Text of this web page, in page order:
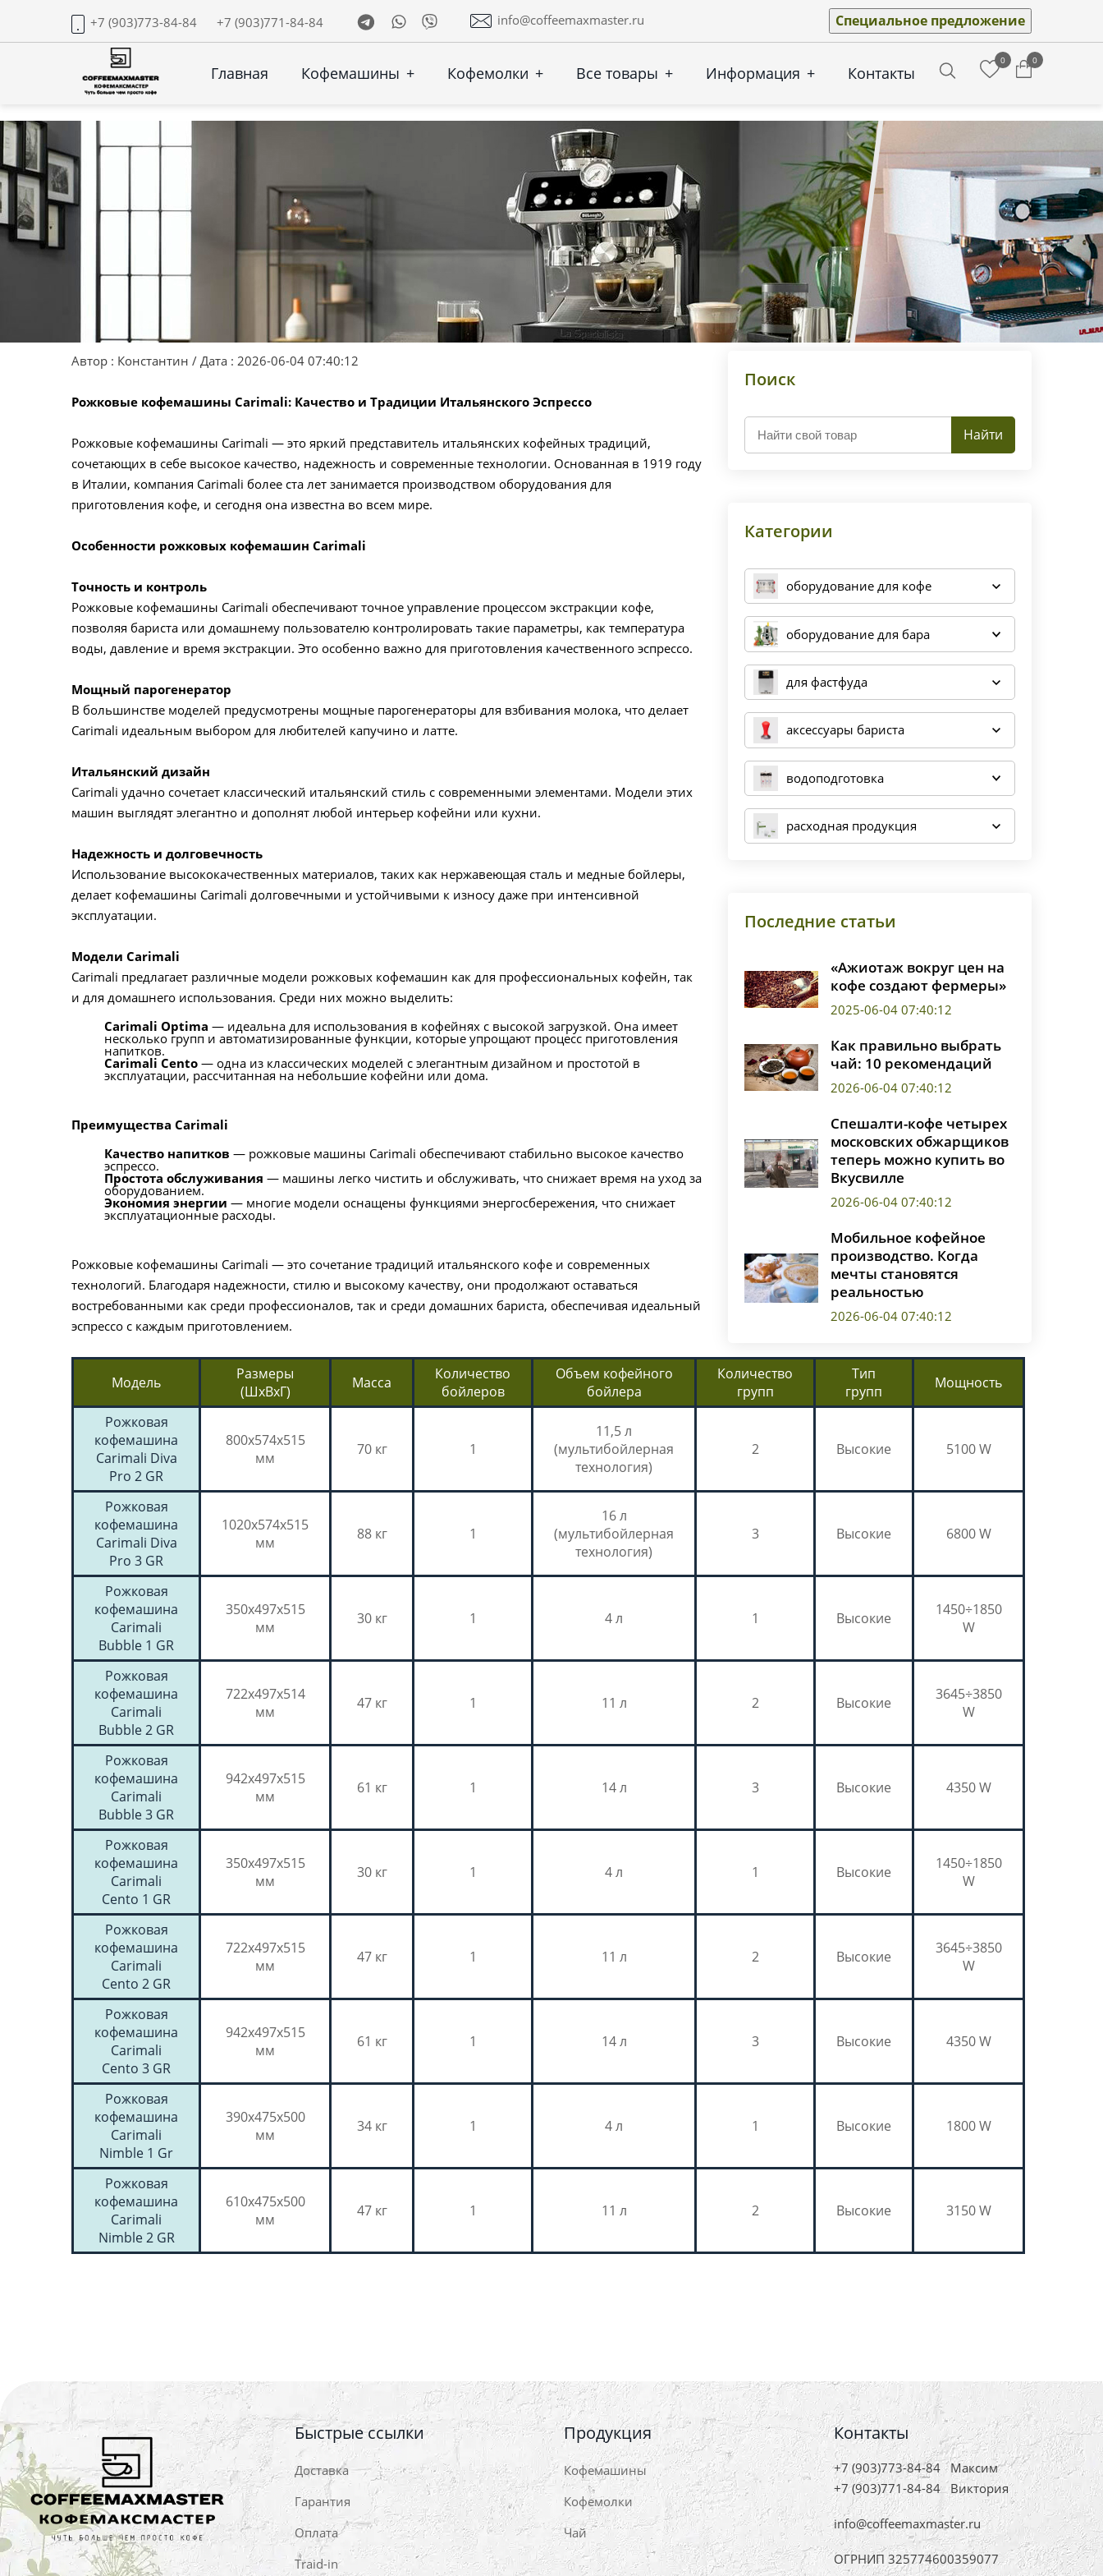
+7 (903)773-84-84 +7 (903)771-84-84 TelegramWhatsapp
Viber info@coffeemaxmaster.ru Специальное предложение
Главная Кофемашины + Кофемолки + Все товары + Информация + Контакты
0 0
Автор : Константин / Дата : 2026-06-04 07:40:12
Рожковые кофемашины Carimali: Качество и Традиции Итальянского Эспрессо
Рожковые кофемашины Carimali — это яркий представитель итальянских кофейных традиций,
сочетающих в себе высокое качество, надежность и современные технологии. Основанная в 1919 году
в Италии, компания Carimali более ста лет занимается производством оборудования для
приготовления кофе, и сегодня она известна во всем мире.
Особенности рожковых кофемашин Carimali
Точность и контроль
Рожковые кофемашины Carimali обеспечивают точное управление процессом экстракции кофе,
позволяя бариста или домашнему пользователю контролировать такие параметры, как температура
воды, давление и время экстракции. Это особенно важно для приготовления качественного эспрессо.
Мощный парогенератор
В большинстве моделей предусмотрены мощные парогенераторы для взбивания молока, что делает
Carimali идеальным выбором для любителей капучино и латте.
Итальянский дизайн
Carimali удачно сочетает классический итальянский стиль с современными элементами. Модели этих
машин выглядят элегантно и дополнят любой интерьер кофейни или кухни.
Надежность и долговечность
Использование высококачественных материалов, таких как нержавеющая сталь и медные бойлеры,
делает кофемашины Carimali долговечными и устойчивыми к износу даже при интенсивной
эксплуатации.
Модели Carimali
Carimali предлагает различные модели рожковых кофемашин как для профессиональных кофейн, так
и для домашнего использования. Среди них можно выделить:
Carimali Optima — идеальна для использования в кофейнях с высокой загрузкой. Она имеет
несколько групп и автоматизированные функции, которые упрощают процесс приготовления
напитков.
Carimali Cento — одна из классических моделей с элегантным дизайном и простотой в
эксплуатации, рассчитанная на небольшие кофейни или дома.
Преимущества Carimali
Качество напитков — рожковые машины Carimali обеспечивают стабильно высокое качество
эспрессо.
Простота обслуживания — машины легко чистить и обслуживать, что снижает время на уход за
оборудованием.
Экономия энергии — многие модели оснащены функциями энергосбережения, что снижает
эксплуатационные расходы.
Рожковые кофемашины Carimali — это сочетание традиций итальянского кофе и современных
технологий. Благодаря надежности, стилю и высокому качеству, они продолжают оставаться
востребованными как среди профессионалов, так и среди домашних бариста, обеспечивая идеальный
эспрессо с каждым приготовлением.
Модель
Размеры
(ШхВхГ)
Масса
Количество
бойлеров
Объем кофейного
бойлера
Количество
групп
Тип
групп
Мощность
Рожковая
кофемашина
Carimali Diva
Pro 2 GR
800x574x515
мм
70 кг 1
11,5 л
(мультибойлерная
технология)
2 Высокие 5100 W
Рожковая
кофемашина
Carimali Diva
Pro 3 GR
1020x574x515
мм
88 кг 1
16 л
(мультибойлерная
технология)
3 Высокие 6800 W
Рожковая
кофемашина
Carimali
Bubble 1 GR
350x497x515
мм
30 кг 1 4 л 1 Высокие
1450÷1850
W
Рожковая
кофемашина
Carimali
Bubble 2 GR
722x497x514
мм
47 кг 1 11 л 2 Высокие
3645÷3850
W
Рожковая
кофемашина
Carimali
Bubble 3 GR
942x497x515
мм
61 кг 1 14 л 3 Высокие 4350 W
Рожковая
кофемашина
Carimali
Cento 1 GR
350x497x515
мм
30 кг 1 4 л 1 Высокие
1450÷1850
W
Рожковая
кофемашина
Carimali
Cento 2 GR
722x497x515
мм
47 кг 1 11 л 2 Высокие
3645÷3850
W
Рожковая
кофемашина
Carimali
Cento 3 GR
942x497x515
мм
61 кг 1 14 л 3 Высокие 4350 W
Рожковая
кофемашина
Carimali
Nimble 1 Gr
390х475х500
мм
34 кг 1 4 л 1 Высокие 1800 W
Рожковая
кофемашина
Carimali
Nimble 2 GR
610х475х500
мм
47 кг 1 11 л 2 Высокие 3150 W
Поиск
Найти
Категории
оборудование для кофе
оборудование для бара
для фастфуда
аксессуары бариста
водоподготовка
расходная продукция
Последние статьи
«Ажиотаж вокруг цен на
кофе создают фермеры»
2025-06-04 07:40:12
Как правильно выбрать
чай: 10 рекомендаций
2026-06-04 07:40:12
Спешалти-кофе четырех
московских обжарщиков
теперь можно купить во
Вкусвилле
2026-06-04 07:40:12
Мобильное кофейное
производство. Когда
мечты становятся
реальностью
2026-06-04 07:40:12
Быстрые ссылки
Доставка
Гарантия
Оплата
Traid-in
Продукция
Кофемашины
Кофемолки
Чай
Контакты
+7 (903)773-84-84Максим
+7 (903)771-84-84Виктория
info@coffeemaxmaster.ru
ОГРНИП 325774600359077